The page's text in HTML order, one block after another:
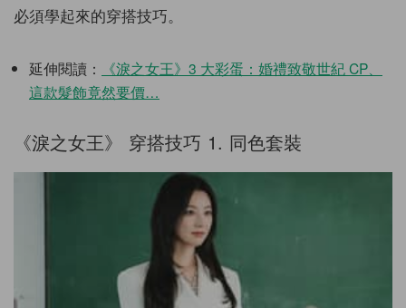
必須學起來的穿搭技巧。
延伸閱讀： 《淚之女王》 3 大彩蛋：婚禮致敬世紀CP
這款髮飾竟然要價…
《淚之女王》 穿搭技巧 1. 同色套裝